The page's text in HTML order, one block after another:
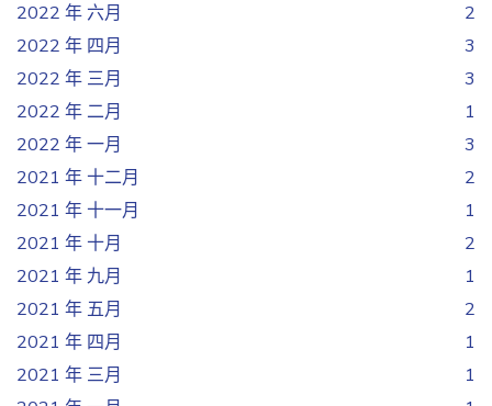
2022 年 六月
2
2022 年 四月
3
2022 年 三月
3
2022 年 二月
1
2022 年 一月
3
2021 年 十二月
2
2021 年 十一月
1
2021 年 十月
2
2021 年 九月
1
2021 年 五月
2
2021 年 四月
1
2021 年 三月
1